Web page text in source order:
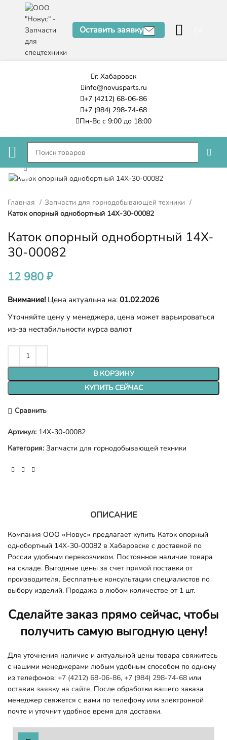
Оставить заявку
г. Хабаровск
info@novusparts.ru
+7 (4212) 68-06-86
+7 (984) 298-74-68
Пн-Вс с 9:00 до 18:00
Нажмите, чтобы увеличить
Главная
Запчасти для горнодобывающей техники
Каток опорный однобортный 14X-30-00082
Каток опорный однобортный 14X-
30-00082
12 980 ₽
Внимание! Цена актуальна на: 01.02.2026
Уточняйте цену у менеджера, цена может варьироваться
из-за нестабильности курса валют
В КОРЗИНУ
КУПИТЬ СЕЙЧАС
Сравнить
Артикул: 14X-30-00082
Категория: Запчасти для горнодобывающей техники
ОПИСАНИЕ
Компания ООО «Новус» предлагает купить Каток опорный
однобортный 14X-30-00082 в Хабаровске с доставкой по
России удобным перевозчиком. Постоянное наличие товара
на складе. Выгодные цены за счет прямой поставки от
производителя. Бесплатные консультации специалистов по
выбору изделий. Продажа в любом количестве от 1 шт.
Сделайте заказ прямо сейчас, чтобы
получить самую выгодную цену!
Для уточнения наличие и актуальной цены товара свяжитесь
с нашими менеджерами любым удобным способом по одному
из телефонов: +7 (4212) 68-06-86, +7 (984) 298-74-68 или
оставив заявку на сайте. После обработки вашего заказа
менеджер свяжется с вами по телефону или электронной
почте и уточнит удобное время для доставки.